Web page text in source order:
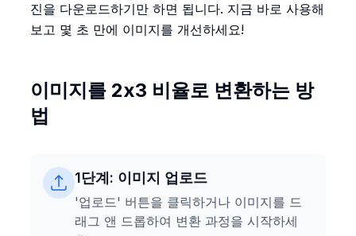
진을 다운로드하기만 하면 됩니다. 지금 바로 사용해
보고 몇 초 만에 이미지를 개선하세요!
이미지를 2x3 비율로 변환하는 방
법
1단계: 이미지 업로드
'업로드' 버튼을 클릭하거나 이미지를 드
래그 앤 드롭하여 변환 과정을 시작하세